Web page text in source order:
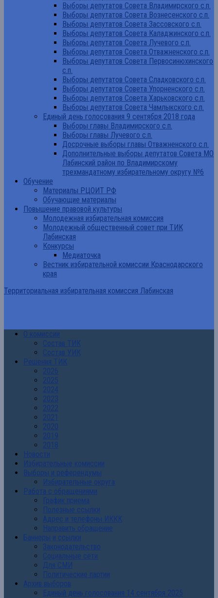
Выборы депутатов Совета Владимирского с.п.
Выборы депутатов Совета Вознесенского с.п.
Выборы депутатов Совета Зассовского с.п.
Выборы депутатов Совета Каладжинского с.п.
Выборы депутатов Совета Лучевого с.п.
Выборы депутатов Совета Отважненского с.п.
Выборы депутатов Совета Первосинюхинского
с.п.
Выборы депутатов Совета Сладковского с.п.
Выборы депутатов Совета Упорненского с.п.
Выборы депутатов Совета Харьковского с.п.
Выборы депутатов Совета Чамлыкского с.п.
Единый день голосования 9 сентября 2018 года
Выборы главы Владимирского с.п.
Выборы главы Лучевого с.п.
Досрочные выборы главы Отважненского с.п.
Дополнительные выборы депутатов Совета МО
Лабинский район по Владимирскому
трехмандатному избирательному округу №6
Обучение
Материалы РЦОИТ РФ
Обучающие материалы
Повышение правовой культуры
Молодежная избирательная комиссия
Молодежный общественный совет при ТИК
Лабинская
Конкурсы
Медиаточка
Вестник избирательной комиссии Краснодарского
края
Территориальная избирательная комиссия Лабинская
О комиссии
Состав ТИК
Состав УИК
Решения ТИК
2026
2025
2024
2023
2022
2021
2020
2019
2018
Новости
Избирательные комиссии
Выборы и референдумы
Избирательные округа
Работа с обращениями
График приема
Полезные ссылки
Адрес и телефоны ИККК
Направить обращение
Баннеры и ссылки
Законодательство
Социальные сети
Для СМИ
Политические партии
Архив выборов
Единый день голосования 14 сентября 2025